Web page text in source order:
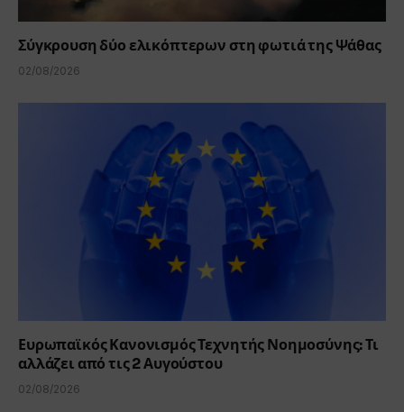
Σύγκρουση δύο ελικόπτερων στη φωτιά της Ψάθας
02/08/2026
Ευρωπαϊκός Κανονισμός Τεχνητής Νοημοσύνης: Τι
αλλάζει από τις 2 Αυγούστου
02/08/2026